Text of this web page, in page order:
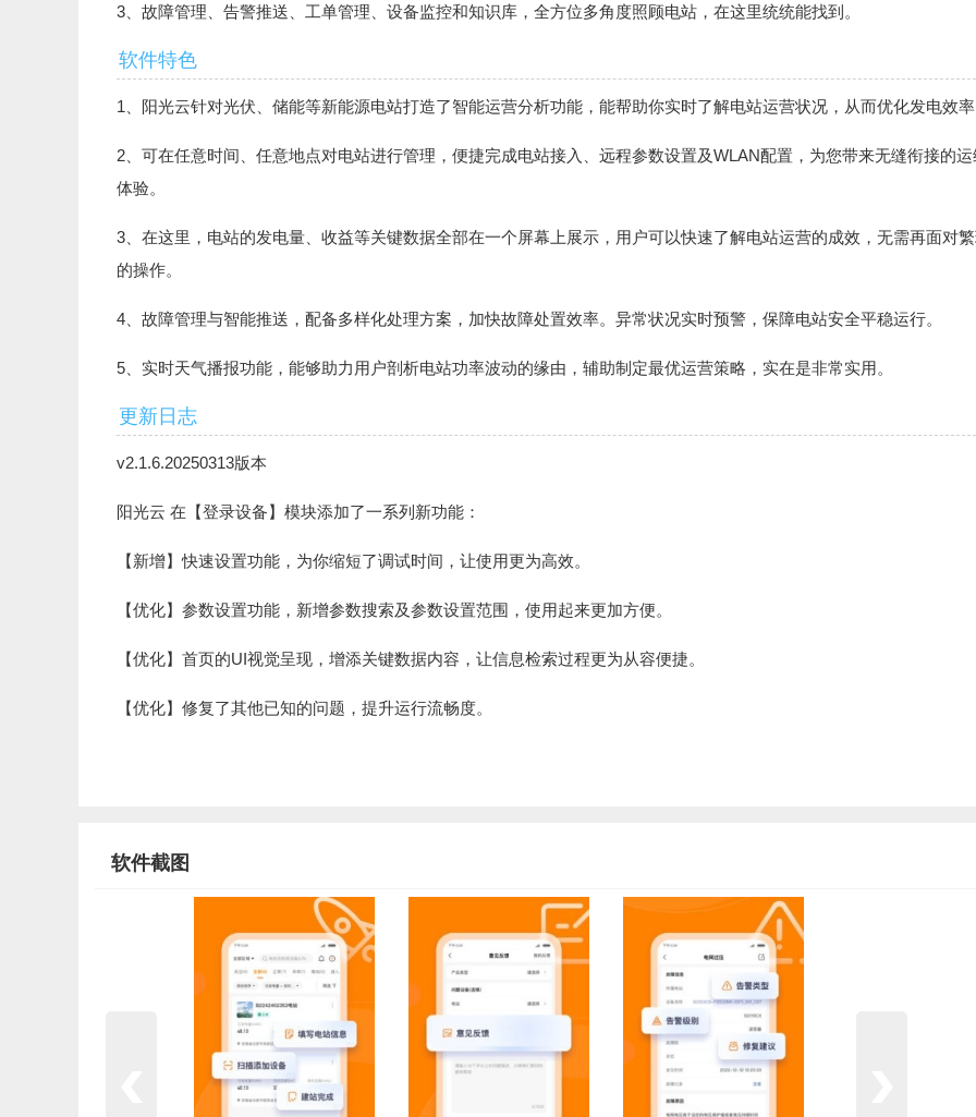
3、故障管理、告警推送、工单管理、设备监控和知识库，全方位多角度照顾电站，在这里统统能找到。
软件特色
1、阳光云针对光伏、储能等新能源电站打造了智能运营分析功能，能帮助你实时了解电站运营状况，从而优化发电效
2、可在任意时间、任意地点对电站进行管理，便捷完成电站接入、远程参数设置及WLAN配置，为您带来无缝衔接的运
体验。
3、在这里，电站的发电量、收益等关键数据全部在一个屏幕上展示，用户可以快速了解电站运营的成效，无需再面对
的操作。
4、故障管理与智能推送，配备多样化处理方案，加快故障处置效率。异常状况实时预警，保障电站安全平稳运行。
5、实时天气播报功能，能够助力用户剖析电站功率波动的缘由，辅助制定最优运营策略，实在是非常实用。
更新日志
v2.1.6.20250313版本
阳光云 在【登录设备】模块添加了一系列新功能：
【新增】快速设置功能，为你缩短了调试时间，让使用更为高效。
【优化】参数设置功能，新增参数搜索及参数设置范围，使用起来更加方便。
【优化】首页的UI视觉呈现，增添关键数据内容，让信息检索过程更为从容便捷。
【优化】修复了其他已知的问题，提升运行流畅度。
软件截图